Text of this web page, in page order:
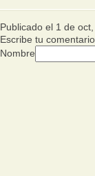
Publicado el 1 de
Escribe tu comentario
Nombre